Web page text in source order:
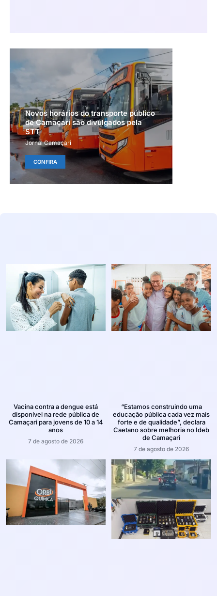
Novos horários do transporte público
de Camaçari são divulgados pela
STT
Jornal Camaçari
CONFIRA
Vacina contra a dengue está
disponível na rede pública de
Camaçari para jovens de 10 a 14
anos
7 de agosto de 2026
“Estamos construindo uma
educação pública cada vez mais
forte e de qualidade”, declara
Caetano sobre melhoria no Ideb
de Camaçari
7 de agosto de 2026